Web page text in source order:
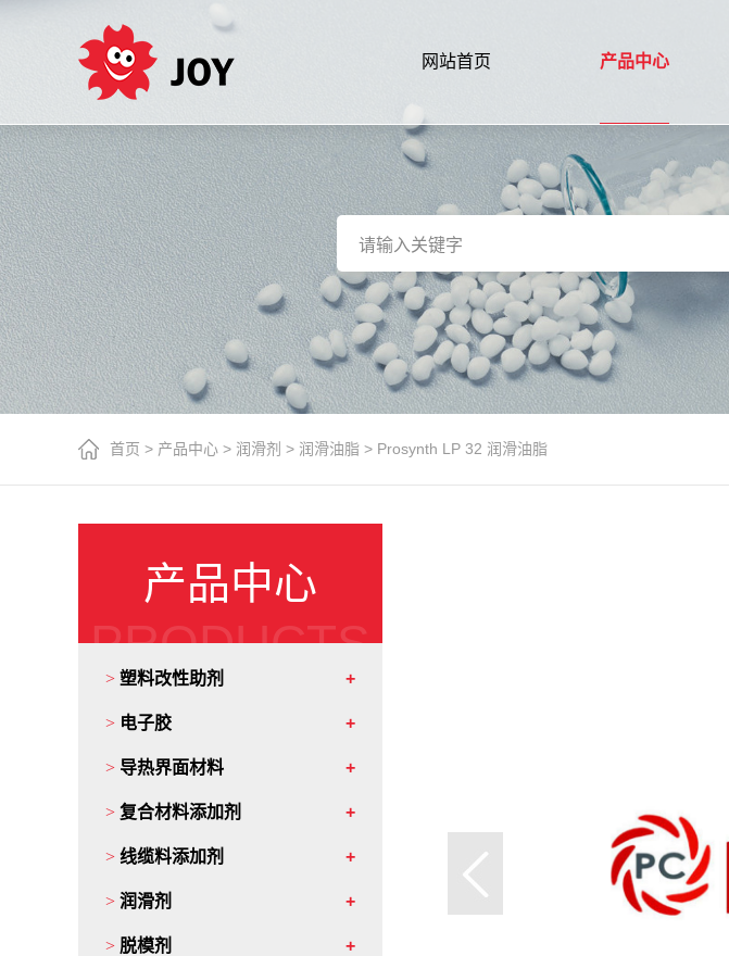
网站首页 产品中心
首页 > 产品中心 > 润滑剂 > 润滑油脂 > Prosynth LP 32 润滑油脂
产品中心
PRODUCTS
> 塑料改性助剂
> 电子胶
> 导热界面材料
> 复合材料添加剂
> 线缆料添加剂
> 润滑剂
> 脱模剂